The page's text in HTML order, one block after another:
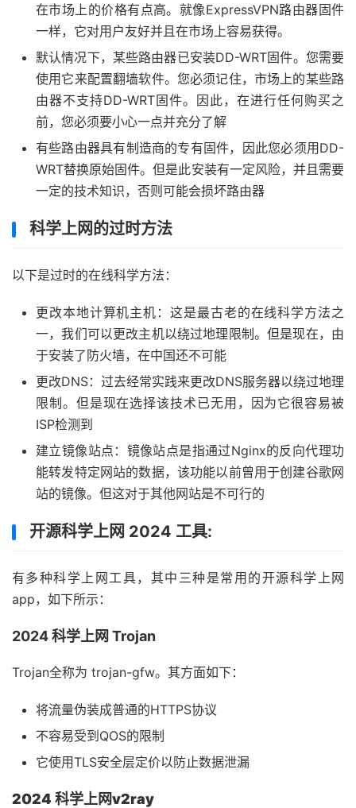
在市场上的价格有点高。就像ExpressVPN路由器固件
一样，它对用户友好并且在市场上容易获得。
默认情况下，某些路由器已安装DD-WRT固件。您需要
使用它来配置翻墙软件。您必须记住，市场上的某些路
由器不支持DD-WRT固件。因此，在进行任何购买之
前，您必须要小心一点并充分了解
有些路由器具有制造商的专有固件，因此您必须用DD-
WRT替换原始固件。但是此安装有一定风险，并且需要
一定的技术知识，否则可能会损坏路由器
科学上网的过时方法
以下是过时的在线科学方法：
更改本地计算机主机：这是最古老的在线科学方法之
一，我们可以更改主机以绕过地理限制。但是现在，由
于安装了防火墙，在中国还不可能
更改DNS：过去经常实践来更改DNS服务器以绕过地理
限制。但是现在选择该技术已无用，因为它很容易被
ISP检测到
建立镜像站点：镜像站点是指通过Nginx的反向代理功
能转发特定网站的数据，该功能以前曾用于创建谷歌网
站的镜像。但这对于其他网站是不可行的
开源科学上网 2024 工具:
有多种科学上网工具，其中三种是常用的开源科学上网
app，如下所示：
2024 科学上网 Trojan
Trojan全称为 trojan-gfw。其方面如下：
将流量伪装成普通的HTTPS协议
不容易受到QOS的限制
它使用TLS安全层定价以防止数据泄漏
2024 科学上网v2ray